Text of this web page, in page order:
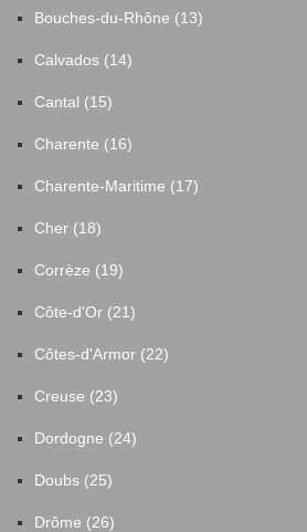
Bouches-du-Rhône (13)
Calvados (14)
Cantal (15)
Charente (16)
Charente-Maritime (17)
Cher (18)
Corrèze (19)
Côte-d'Or (21)
Côtes-d'Armor (22)
Creuse (23)
Dordogne (24)
Doubs (25)
Drôme (26)